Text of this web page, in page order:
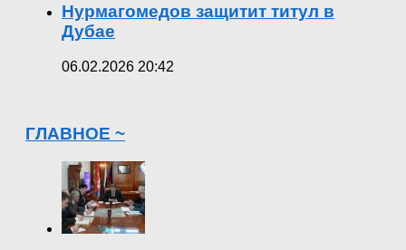
Нурмагомедов защитит титул в
Дубае
06.02.2026 20:42
ГЛАВНОЕ ~